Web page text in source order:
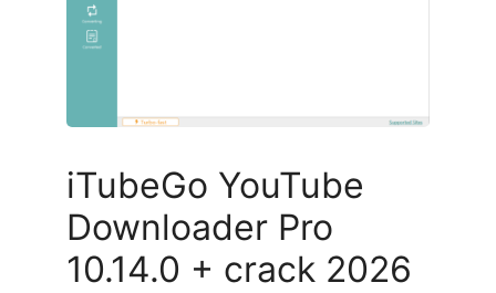
iTubeGo YouTube
Downloader Pro
10.14.0 + crack 2026